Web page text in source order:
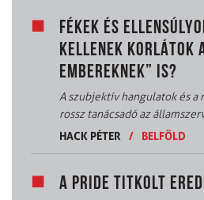
FÉKEK ÉS
KELLENEK KORLÁTOK
EMBEREKNEK” IS?
A szubjektív hangulatok és a
rossz tanácsadó az
HACK PÉTER
/ BELFÖLD
A PRIDE TITKOLT